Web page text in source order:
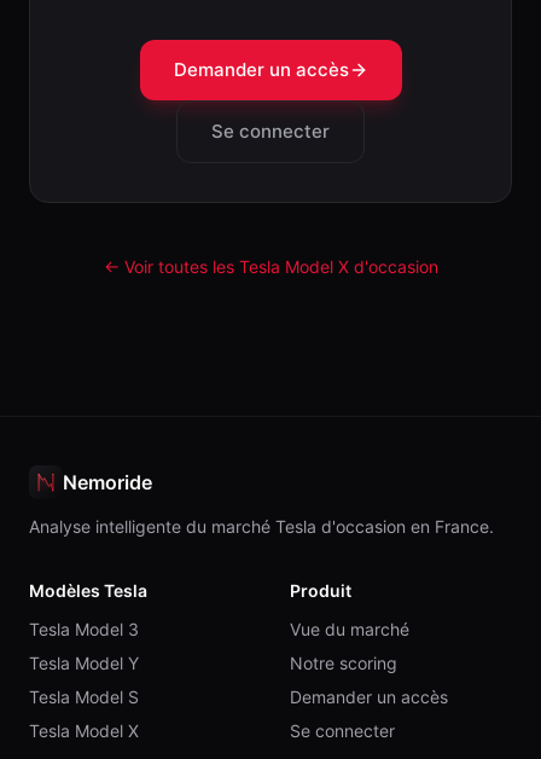
Demander un accès
Se connecter
← Voir toutes les Tesla Model Xd'occasion
Nemoride
Analyse intelligente du marché Tesla d'occasion en France.
Modèles Tesla
Tesla Model 3
Tesla Model Y
Tesla Model S
Tesla Model X
Produit
Vue du marché
Notre scoring
Demander un accès
Se connecter